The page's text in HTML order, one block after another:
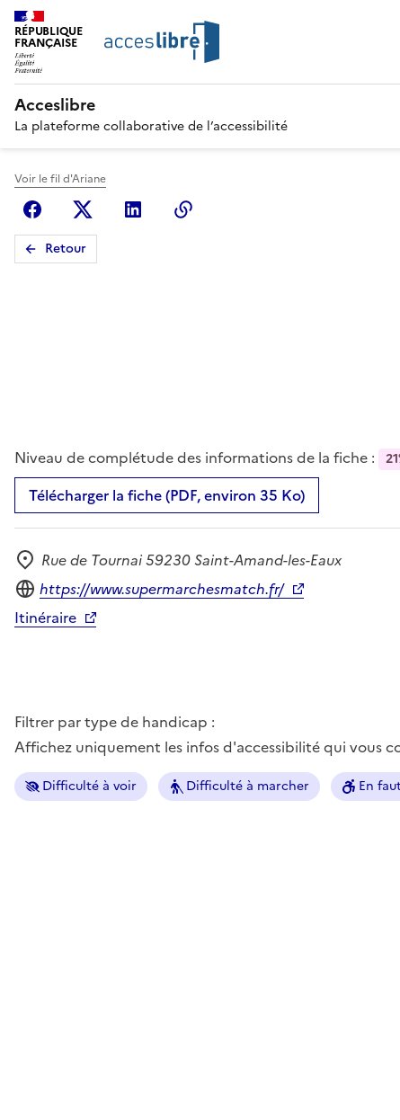
RÉPUBLIQUE
FRANÇAISE
Acceslibre
La plateforme collaborative de l’accessibilité
Voir le fil d'Ariane
FacebookX (anciennement Twitter)
Linkedin
Retour
Niveau de complétude des informations de la fiche :
Télécharger la fiche (PDF, environ 35 Ko)
Adresse
Rue de Tournai 59230 Saint-Amand-les-Eaux
Site internet
https://www.supermarchesmatch.fr/
Itinéraire
Filtrer par type de handicap :
Affichez uniquement les infos d'accessibilité qui vous
Difficulté à voir Difficulté à marcher En